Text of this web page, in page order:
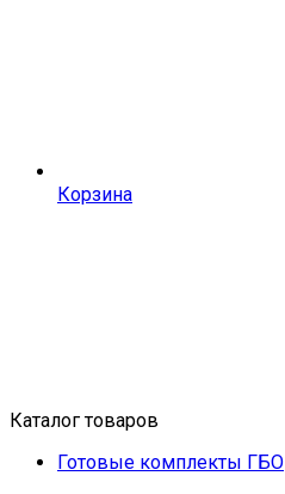
Корзина
Каталог товаров
Готовые комплекты ГБО